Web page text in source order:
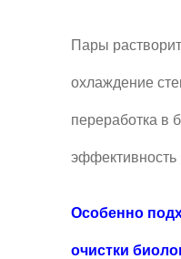
Пары
охлаждение
переработка в
эффективность
Особенно
очистки